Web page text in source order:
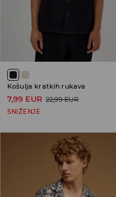
Košulja kratkih rukava
7,99 EUR 22,99 EUR
SNIŽENJE